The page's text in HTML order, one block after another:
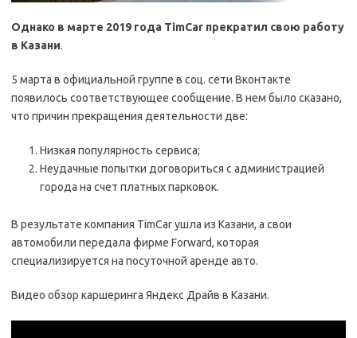
Однако в марте 2019 года TimCar прекратил свою работу
в Казани.
5 марта в официальной группе в соц. сети Вконтакте
появилось соответствующее сообщение. В нем было сказано,
что причин прекращения деятельности две:
Низкая популярность сервиса;
Неудачные попытки договориться с администрацией
города на счет платных парковок.
В результате компания TimCar ушла из Казани, а свои
автомобили передала фирме Forward, которая
специализируется на посуточной аренде авто.
Видео обзор каршеринга Яндекс Драйв в Казани.